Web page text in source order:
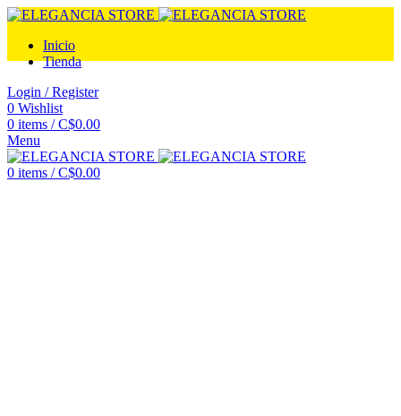
Inicio
Tienda
Login / Register
0 Wishlist
0 items / C$0.00
Menu
0 items / C$0.00